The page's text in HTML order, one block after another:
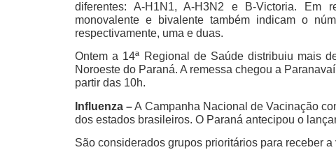
diferentes: A-H1N1, A-H3N2 e B-Victoria. Em
monovalente e bivalente também indicam o
respectivamente, uma e duas.
Ontem a 14ª Regional de Saúde distribuiu mais
Noroeste do Paraná. A remessa chegou a
partir das 10h.
Influenza –A Campanha Nacional de Vacinação
dos estados brasileiros. O Paraná antecipou o
São considerados grupos prioritários para receber